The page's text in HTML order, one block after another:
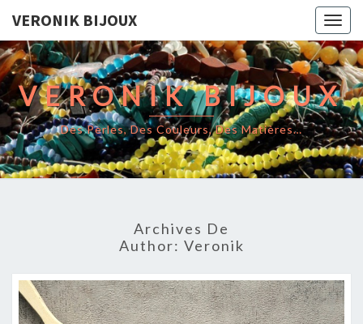
VERONIK BIJOUX
VERONIK BIJOUX
Des Perles, Des Couleurs, Des Matières…
Archives De
Author: Veronik